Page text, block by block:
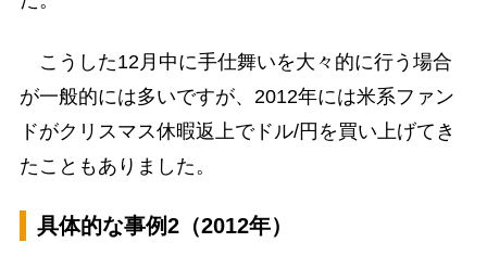
こうした12月中に手仕舞いを大々的に行う場合
が一般的には多いですが、2012年には米系ファン
ドがクリスマス休暇返上でドル/円を買い上げてき
たこともありました。
具体的な事例2（2012年）